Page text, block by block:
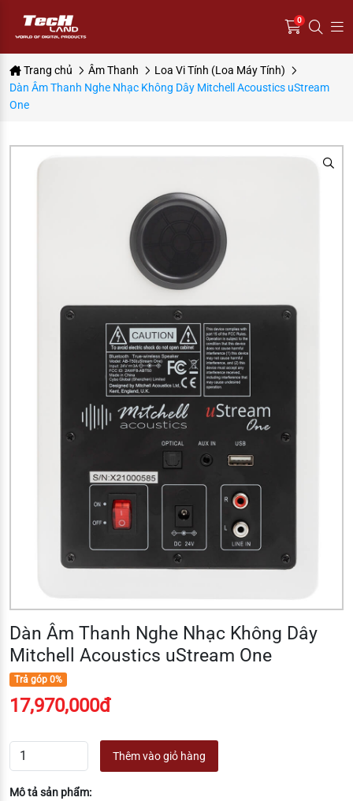
0
Trang chủ Âm Thanh
Loa Vi Tính (Loa Máy Tính)
Dàn Âm Thanh Nghe Nhạc Không Dây Mitchell Acoustics uStream
One
Dàn Âm Thanh Nghe Nhạc Không Dây
Mitchell Acoustics uStream One
Trả góp 0%
17,970,000đ
Thêm vào giỏ hàng
Mô tả sản phẩm: